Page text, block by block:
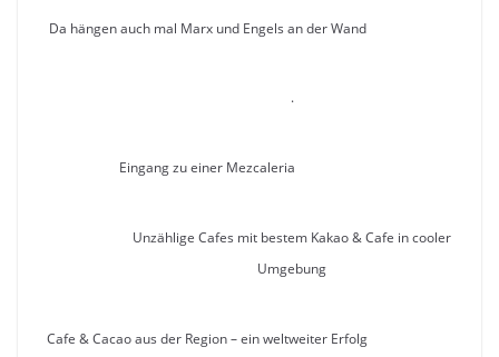
Da hängen auch mal Marx und Engels an der Wand
.
Eingang zu einer Mezcaleria
Unzählige Cafes mit bestem Kakao & Cafe in cooler
Umgebung
Cafe & Cacao aus der Region – ein weltweiter Erfolg